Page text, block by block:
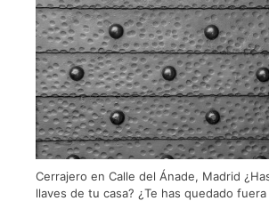
Cerrajero en Calle del Ánade, Madrid
llaves de tu casa? ¿Te has quedado